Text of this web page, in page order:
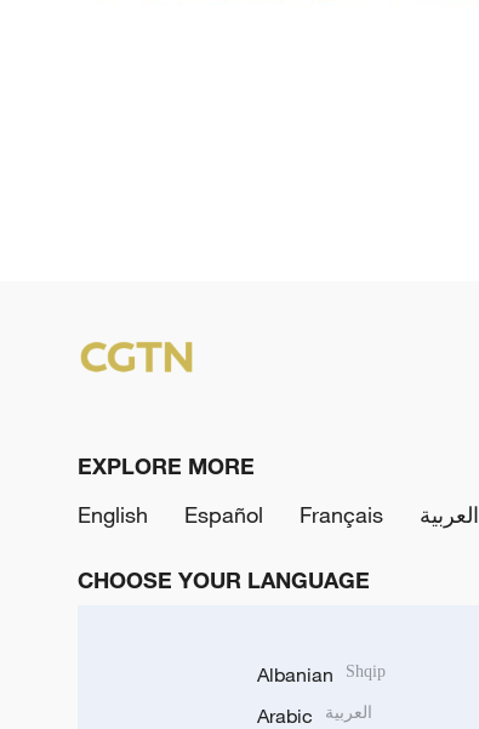
EXPLORE MORE
English
Español Français العربية
CHOOSE YOUR LANGUAGE
Albanian Shqip
Arabic العربية